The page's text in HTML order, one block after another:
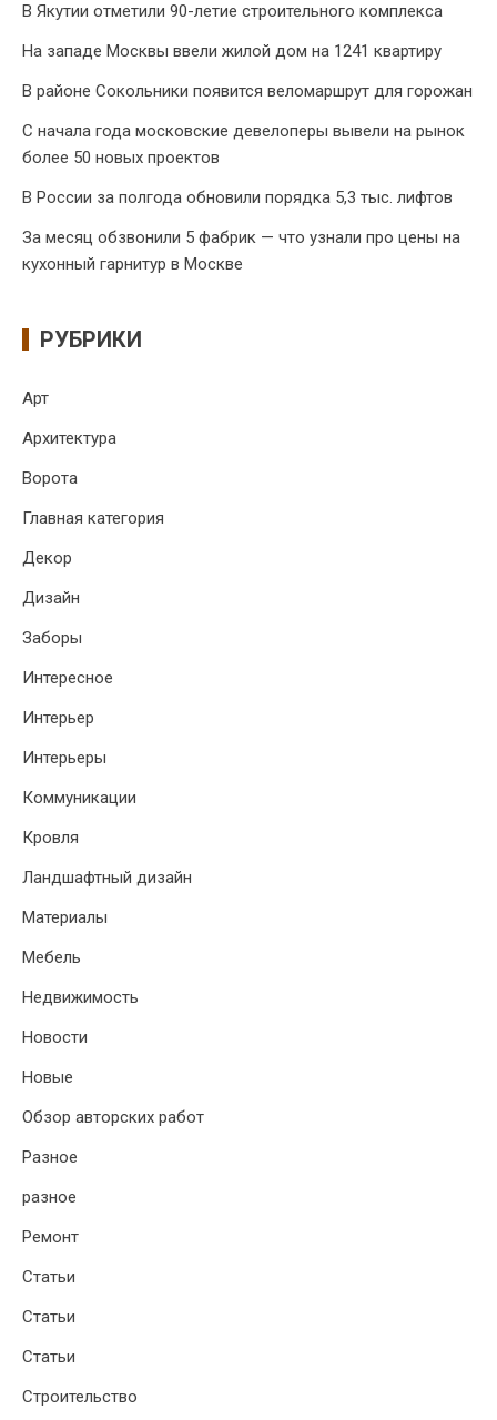
В Якутии отметили 90-летие строительного комплекса
На западе Москвы ввели жилой дом на 1241 квартиру
В районе Сокольники появится веломаршрут для горожан
С начала года московские девелоперы вывели на рынок
более 50 новых проектов
В России за полгода обновили порядка 5,3 тыс. лифтов
За месяц обзвонили 5 фабрик — что узнали про цены на
кухонный гарнитур в Москве
РУБРИКИ
Арт
Архитектура
Ворота
Главная категория
Декор
Дизайн
Заборы
Интересное
Интерьер
Интерьеры
Коммуникации
Кровля
Ландшафтный дизайн
Материалы
Мебель
Недвижимость
Новости
Новые
Обзор авторских работ
Разное
разное
Ремонт
Статьи
Статьи
Статьи
Строительство